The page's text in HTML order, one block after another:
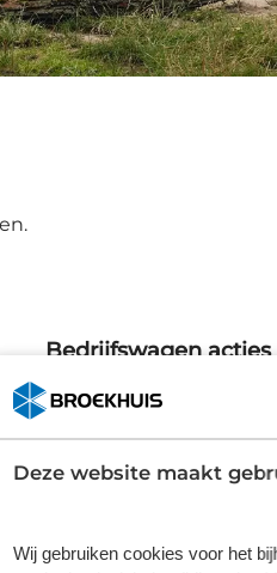
Deze website maakt
Wij gebruiken cookies voor het
Bedrijfswagen acties